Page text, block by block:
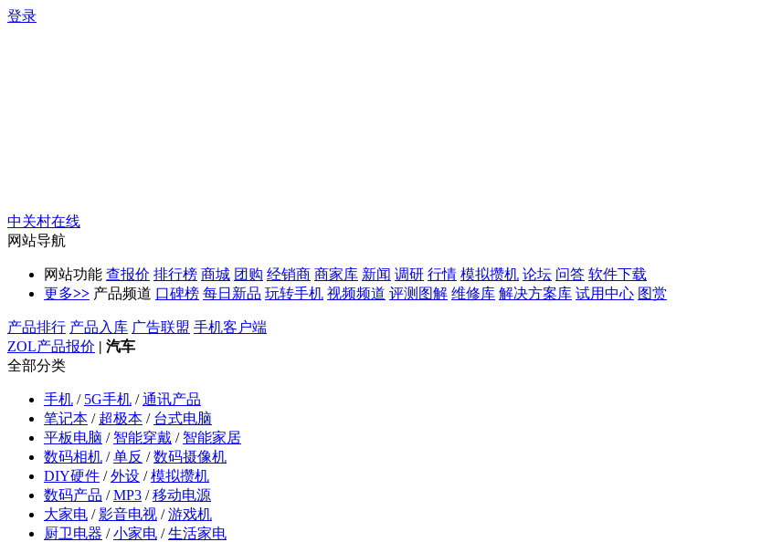
登录
中关村在线
网站导航
网站功能 查报价 排行榜 商城 团购 经销商 商家库 新闻 调研 行情 模拟攒机 论坛 问答 软件下载
更多>> 产品频道 口碑榜 每日新品 玩转手机 视频频道 评测图解 维修库 解决方案库 试用中心 图赏
产品排行 产品入库 广告联盟 手机客户端
ZOL产品报价 | 汽车
全部分类
手机 / 5G手机 /通讯产品
笔记本 / 超极本 / 台式电脑
平板电脑 / 智能穿戴 / 智能家居
数码相机 /单反 /数码摄像机
DIY硬件 /外设 /模拟攒机
数码产品 /MP3 /移动电源
大家电 /影音电视 /游戏机
厨卫电器 /小家电 /生活家电